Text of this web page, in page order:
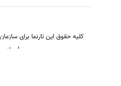
کلیه حقوق این تارنما برای
است